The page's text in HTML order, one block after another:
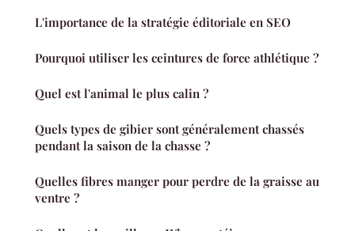
L'importance de la stratégie éditoriale en SEO
Pourquoi utiliser les ceintures de force athlétique ?
Quel est l'animal le plus calin ?
Quels types de gibier sont généralement chassés
pendant la saison de la chasse ?
Quelles fibres manger pour perdre de la graisse au
ventre ?